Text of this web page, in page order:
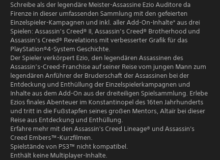
Schreibe als der legendäre Meister-Assassine Ezio Auditore da
Firenze in dieser umfassenden Sammlung mit den gefeierten
Einzelspieler-Kampagnen und inkl. aller Add-On-Inhalte* aus drei
Spielen: Assassin’s Creed® II, Assassin’s Creed® Brotherhood und
Assassin’s Creed® Revelations mit verbesserter Grafik für das
PlayStation®4-System Geschichte.
Der Spieler verkörpert Ezio, den legendären Assassinen des
Assassin’s-Creed-Franchise auf seiner Reise vom jungen Mann zum
legendären Anführer der Bruderschaft der Assassinen bei der
Entdeckung und Enthüllung der Einzelspielerkampagnen und
Inhalte aus dem Add-On aus der dreiteiligen Spielsammlung. Erlebe
Ezios finales Abenteuer im Konstantinopel des 16ten Jahrhunderts
und tritt in die Fußstapfen seines großen Mentors, Altaïr bei dieser
Reise aus Entdeckung und Enthüllung.
Erfahre mehr mit den Assassin's Creed Lineage® und Assassin's
Creed Embers™-Kurzfilmen.
Spielstände von PS3™ nicht kompatibel.
Enthält keine Multiplayer-Inhalte.